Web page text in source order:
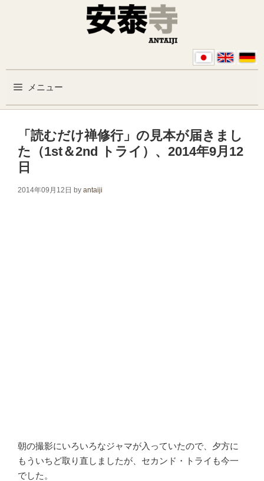
コンテンツへスキップ
メニュー
「読むだけ禅修行」の見本が届きまし
た（1st＆2nd トライ）、2014年9月12
日
2014年09月12日 by antaiji
朝の撮影にいろいろなジャマが入っていたので、夕方に
もういちど取り直しましたが、セカンド・トライも今一
でした。